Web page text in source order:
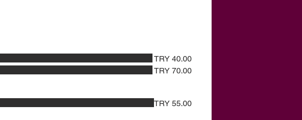
TRY 40.00
TRY 70.00
TRY 55.00